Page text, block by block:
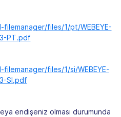
files/1/pt/WEBEYE-
PT.pdf
files/1/si/WEBEYE-
SI.pdf
endişeniz olması durumunda